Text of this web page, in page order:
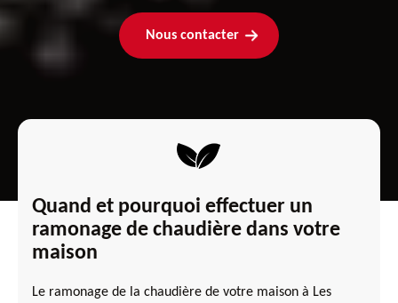
Nous contacter
Quand et pourquoi effectuer un
ramonage de chaudière dans votre
maison
Le ramonage de la chaudière de votre maison à Les